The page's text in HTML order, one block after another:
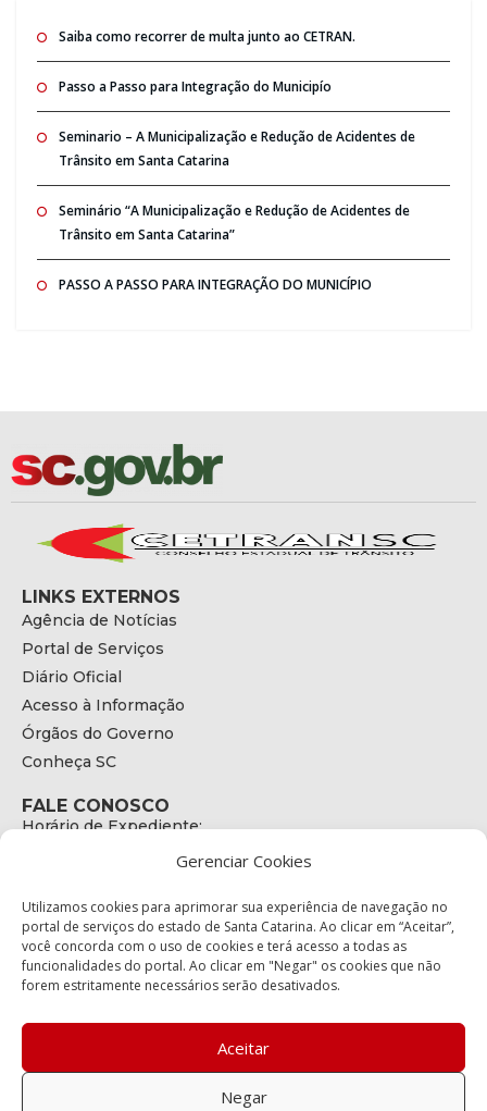
Gerenciar Cookies
Utilizamos cookies para aprimorar sua experiência de navegação no
portal de serviços do estado de Santa Catarina. Ao clicar em “Aceitar”,
você concorda com o uso de cookies e terá acesso a todas as
funcionalidades do portal. Ao clicar em "Negar" os cookies que não
forem estritamente necessários serão desativados.
Aceitar
Negar
Saiba como recorrer de multa junto ao CETRAN.
Passo a Passo para Integração do Municipío
Seminario – A Municipalização e Redução de Acidentes de
Trânsito em Santa Catarina
Seminário “A Municipalização e Redução de Acidentes de
Trânsito em Santa Catarina”
PASSO A PASSO PARA INTEGRAÇÃO DO MUNICÍPIO
LINKS EXTERNOS
Agência de Notícias
Portal de Serviços
Diário Oficial
Acesso à Informação
Órgãos do Governo
Conheça SC
FALE CONOSCO
Horário de Expediente:
E-mail:
secretariaexecutiva@cetran.sc.gov.br
ENDEREÇO
Endereço:
Bairro:
Coqueiros, Florianópolis SC
88.080-160